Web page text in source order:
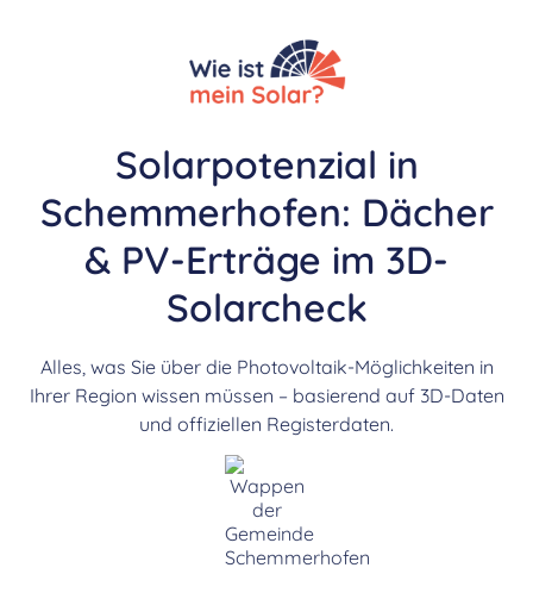
Solarpotenzial in
Schemmerhofen: Dächer
& PV-Erträge im 3D-
Solarcheck
Alles, was Sie über die Photovoltaik-Möglichkeiten in
Ihrer Region wissen müssen – basierend auf 3D-Daten
und offiziellen Registerdaten.